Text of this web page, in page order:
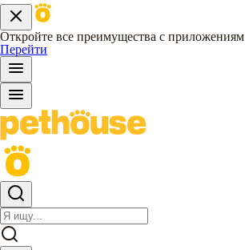
Откройте все преимущества с приложениям
Перейти